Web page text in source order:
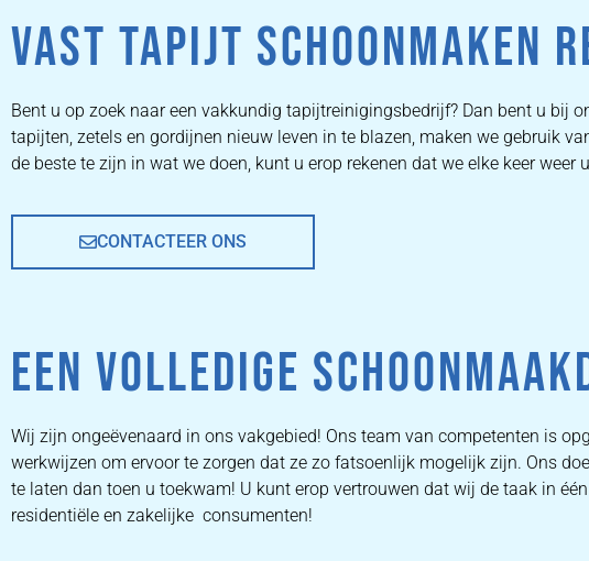
ZETEL
REINIGEN
ZETEL REINIGEN DOOR
PRIJZEN
VAST TAPIJT SCHOONMAKEN
Bent u op zoek naar een vakkundig tapijtreinigingsbedrijf? Dan bent u bij
tapijten, zetels en gordijnen nieuw leven in te blazen, maken we gebruik
de beste te zijn in wat we doen, kunt u erop rekenen dat we elke keer weer
CONTACTEER ONS
EEN VOLLEDIGE
Wij zijn ongeëvenaard in ons vakgebied! Ons team van competenten is
werkwijzen om ervoor te zorgen dat ze zo fatsoenlijk mogelijk zijn. Ons
te laten dan toen u toekwam! U kunt erop vertrouwen dat wij de taak in
residentiële en zakelijke consumenten!